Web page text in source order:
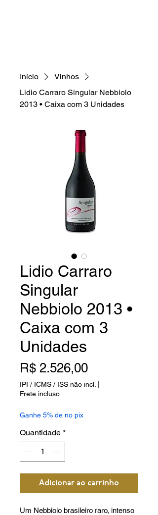
Início
Vinhos
Lidio Carraro Singular Nebbiolo
2013 • Caixa com 3 Unidades
Lidio Carraro
Singular
Nebbiolo 2013 •
Caixa com 3
Unidades
R$ 2.526,00Preço
IPI / ICMS / ISS não incl.
Frete incluso
Ganhe 5% de no pix
Quantidade *
Adicionar ao carrinho
Um Nebbiolo brasileiro raro, intenso